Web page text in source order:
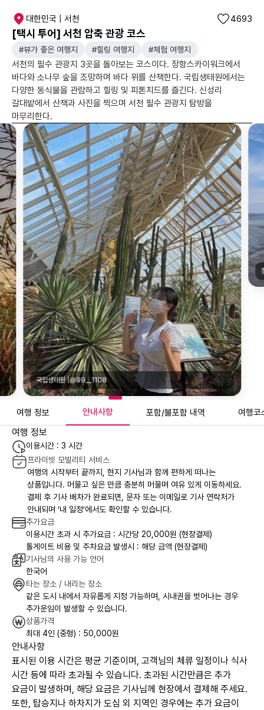
대한민국 | 서천
[택시 투어] 서천 압축 관광 코스
4693
#뷰가 좋은 여행지 #힐링 여행지 #체험 여행지
서천의 필수 관광지 3곳을 돌아보는 코스이다. 장항스카이워크에서
바다와 소나무 숲을 조망하며 바다 위를 산책한다. 국립생태원에서는
다양한 동식물을 관람하고 힐링 및 피톤치드를 즐긴다. 신성리
갈대밭에서 산책과 사진을 찍으며 서천 필수 관광지 탐방을
마무리한다.
국립생태원 |@99__1108
여행 정보 안내사항 포함/불포함 내역 여행코
여행 정보
이용시간 : 3 시간
프라이빗 모빌리티 서비스
여행의 시작부터 끝까지, 현지 기사님과 함께 편하게 떠나는
상품입니다. 머물고 싶은 만큼 충분히 머물며 여유 있게 이동하세요.
결제 후 기사 배차가 완료되면, 문자 또는 이메일로 기사 연락처가
안내되며 ‘내 일정’에서도 확인할 수 있습니다.
추가요금
이용시간 초과 시 추가요금 : 시간당 20,000원 (현장결제)
톨게이트 비용 및 주차요금 발생시 : 해당 금액 (현장결제)
기사님의 사용 가능 언어
한국어
타는 장소 / 내리는 장소
같은 도시 내에서 자유롭게 지정 가능하며, 시내권을 벗어나는 경우
추가운임이 발생할 수 있습니다.
상품가격
최대 4인 (중형) : 50,000원
안내사항
표시된 이용 시간은 평균 기준이며, 고객님의 체류 일정이나 식사
시간 등에 따라 초과될 수 있습니다. 초과된 시간만큼은 추가
요금이 발생하며, 해당 요금은 기사님께 현장에서 결제해 주세요.
또한, 탑승지나 하차지가 도심 외 지역인 경우에는 추가 요금이